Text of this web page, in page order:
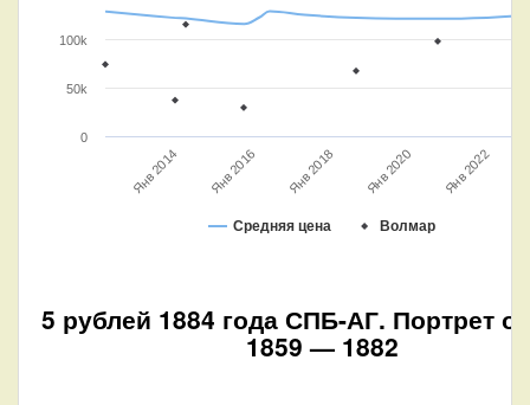
Средняя цена Волмар
Янв 2014 Янв 2016 Янв 2018 Янв 2020 Янв 2022
0
50k
100k
5 рублей 1884 года СПБ-АГ. Портрет
1859 — 1882